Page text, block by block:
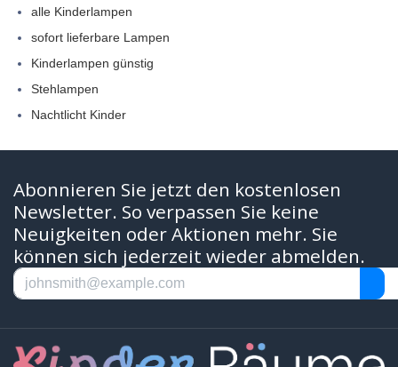
alle Kinderlampen
sofort lieferbare Lampen
Kinderlampen günstig
Stehlampen
Nachtlicht Kinder
Abonnieren Sie jetzt den kostenlosen
Newsletter. So verpassen Sie keine
Neuigkeiten oder Aktionen mehr. Sie
können sich jederzeit wieder abmelden.